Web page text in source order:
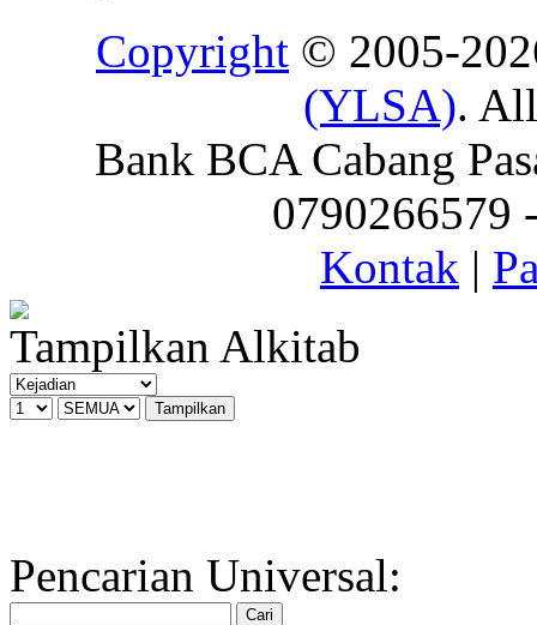
Copyright © 2005-
(YLSA).
Bank BCA Cabang
0790266579
Kontak |
Tampilkan Alkitab
Pencarian Universal: